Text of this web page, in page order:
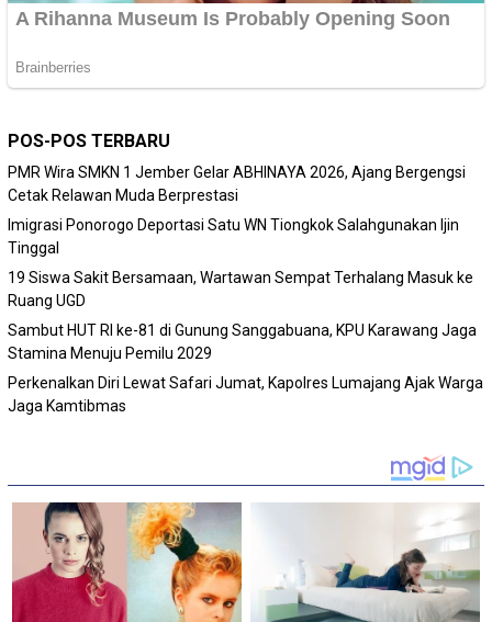
POS-POS TERBARU
PMR Wira SMKN 1 Jember Gelar ABHINAYA 2026, Ajang Bergengsi
Cetak Relawan Muda Berprestasi
Imigrasi Ponorogo Deportasi Satu WN Tiongkok Salahgunakan Ijin
Tinggal
19 Siswa Sakit Bersamaan, Wartawan Sempat Terhalang Masuk ke
Ruang UGD
Sambut HUT RI ke-81 di Gunung Sanggabuana, KPU Karawang Jaga
Stamina Menuju Pemilu 2029
Perkenalkan Diri Lewat Safari Jumat, Kapolres Lumajang Ajak Warga
Jaga Kamtibmas